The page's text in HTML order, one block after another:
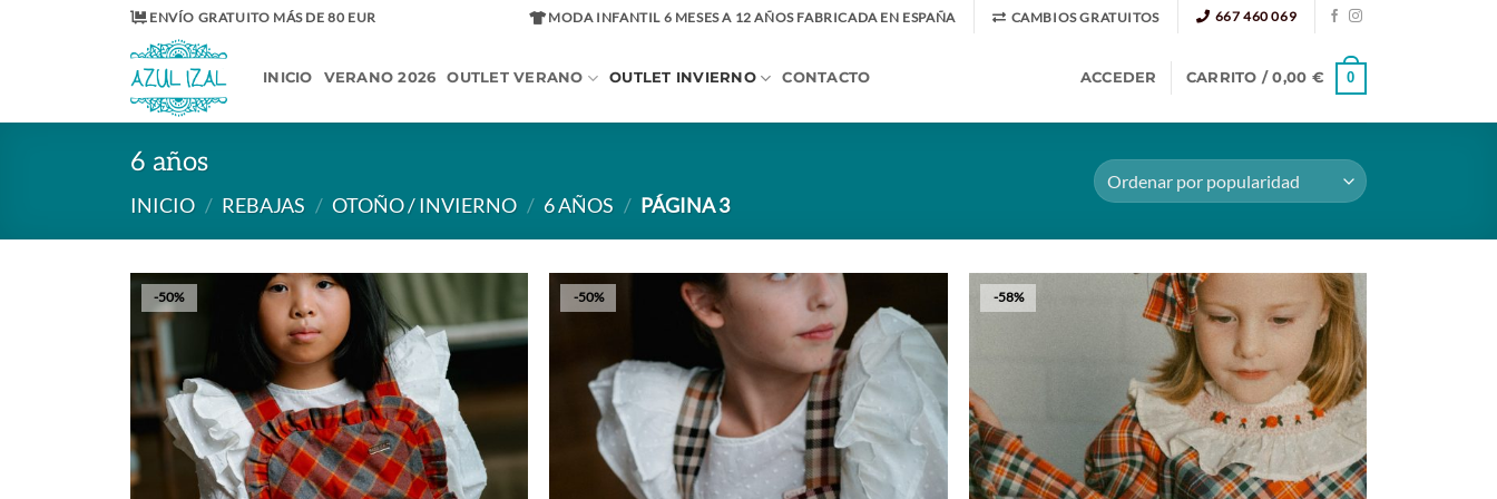
ENVÍO GRATUITO MÁS DE 80 EUR MODA INFANTIL 6 MESES A 12 AÑOS FABRICADA EN ESPAÑA CAMBIOS GRATUITOS 667 460 069
INICIO VERANO 2026 OUTLET VERANO OUTLET INVIERNO CONTACTO ACCEDER CARRITO /0,00 € 0
6 años
INICIO / REBAJAS / OTOÑO / INVIERNO / 6 AÑOS / PÁGINA 3
-50% -50% -58%